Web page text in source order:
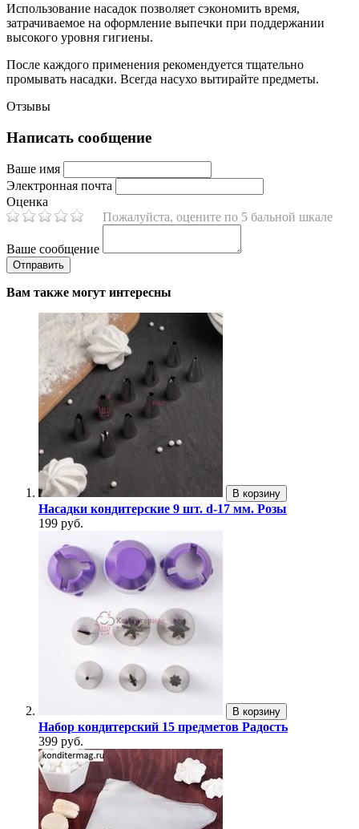
Использование насадок позволяет сэкономить время,
затрачиваемое на оформление выпечки при поддержании
высокого уровня гигиены.
После каждого применения рекомендуется тщательно
промывать насадки. Всегда насухо вытирайте предметы.
Отзывы
Написать сообщение
Ваше имя
Электронная почта
Оценка
Пожалуйста, оцените по 5 бальной шкале
Ваше сообщение
Вам также могут интересны
В корзину
Насадки кондитерские 9 шт. d-17 мм. Розы
199 руб.
В корзину
Набор кондитерский 15 предметов Радость
399 руб.